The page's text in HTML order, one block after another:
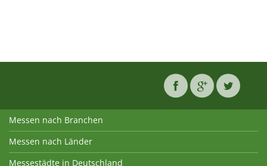
Messen nach Branchen
Messen nach Länder
Messestädte in Deutschland